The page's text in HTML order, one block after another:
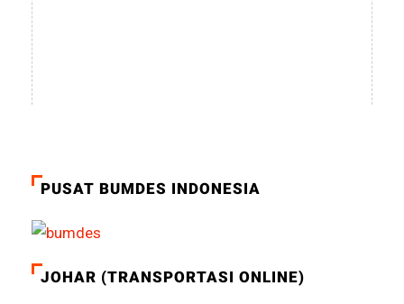
PUSAT BUMDES INDONESIA
JOHAR (TRANSPORTASI ONLINE)